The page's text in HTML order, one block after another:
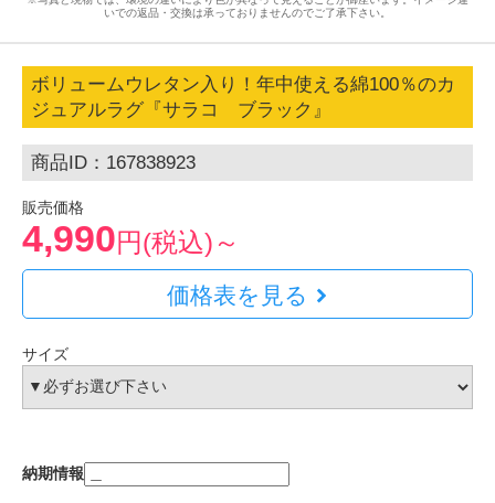
いでの返品・交換は承っておりませんのでご了承下さい。
ボリュームウレタン入り！年中使える綿100％のカ
ジュアルラグ『サラコ ブラック』
商品ID：167838923
販売価格
4,990円(税込)～
価格表を見る
サイズ
納期情報